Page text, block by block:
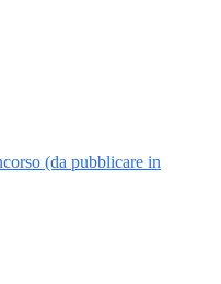
(da pubblicare in